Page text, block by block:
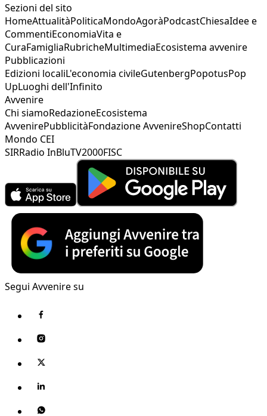
Sezioni del sito
HomeAttualitàPoliticaMondoAgoràPodcastChiesaIdee e
CommentiEconomiaVita e
CuraFamigliaRubricheMultimediaEcosistema avvenire
Pubblicazioni
Edizioni localiL'economia civileGutenbergPopotusPop
UpLuoghi dell'Infinito
Avvenire
Chi siamoRedazioneEcosistema
AvvenirePubblicitàFondazione AvvenireShopContatti
Mondo CEI
SIRRadio InBluTV2000FISC
Segui Avvenire su